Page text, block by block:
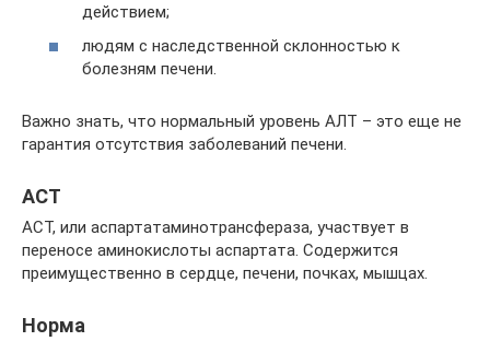
действием;
людям с наследственной склонностью к
болезням печени.
Важно знать, что нормальный уровень АЛТ – это еще не
гарантия отсутствия заболеваний печени.
АСТ
АСТ, или аспартатаминотрансфераза, участвует в
переносе аминокислоты аспартата. Содержится
преимущественно в сердце, печени, почках, мышцах.
Норма